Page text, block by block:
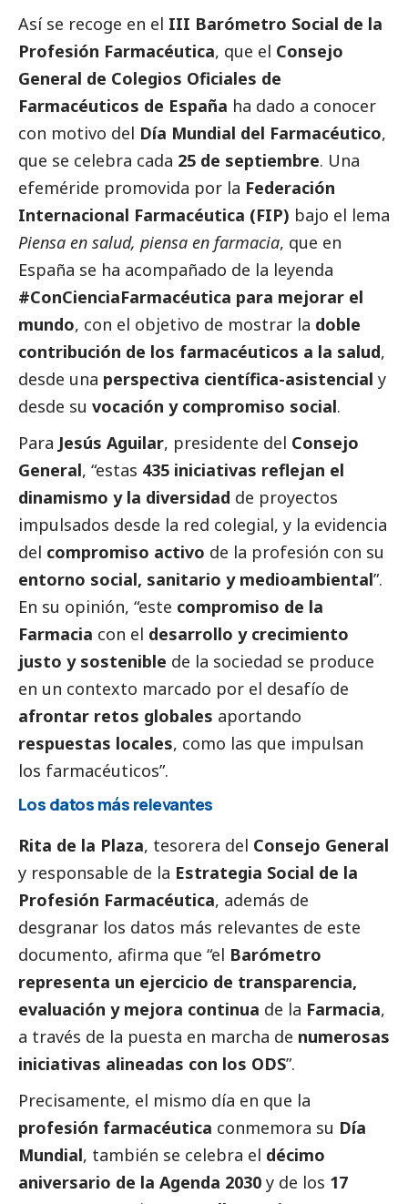
Así se recoge en el III Barómetro Social de la
Profesión Farmacéutica, que el Consejo
General de Colegios Oficiales de
Farmacéuticos de España ha dado a conocer
con motivo del Día Mundial del Farmacéutico,
que se celebra cada 25 de septiembre. Una
efeméride promovida por la Federación
Internacional Farmacéutica (FIP) bajo el lema
Piensa en salud, piensa en farmacia, que en
España se ha acompañado de la leyenda
#ConCienciaFarmacéutica para mejorar el
mundo, con el objetivo de mostrar la doble
contribución de los farmacéuticos a la salud,
desde una perspectiva científica-asistencial y
desde su vocación y compromiso social.
Para Jesús Aguilar, presidente del Consejo
General, “estas 435 iniciativas reflejan el
dinamismo y la diversidad de proyectos
impulsados desde la red colegial, y la evidencia
del compromiso activo de la profesión con su
entorno social, sanitario y medioambiental”.
En su opinión, “este compromiso de la
Farmacia con el desarrollo y crecimiento
justo y sostenible de la sociedad se produce
en un contexto marcado por el desafío de
afrontar retos globales aportando
respuestas locales, como las que impulsan
los farmacéuticos”.
Los datos más relevantes
Rita de la Plaza, tesorera del Consejo General
y responsable de la Estrategia Social de la
Profesión Farmacéutica, además de
desgranar los datos más relevantes de este
documento, afirma que “el Barómetro
representa un ejercicio de transparencia,
evaluación y mejora continua de la Farmacia,
a través de la puesta en marcha de numerosas
iniciativas alineadas con los ODS”.
Precisamente, el mismo día en que la
profesión farmacéutica conmemora su Día
Mundial, también se celebra el décimo
aniversario de la Agenda 2030 y de los 17